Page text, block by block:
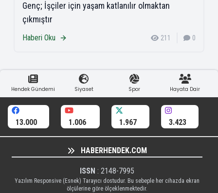
Genç; İşçiler için yaşam katlanılır olmaktan
çıkmıştır
Haberi Oku 211 0
Hendek Gündemi Siyaset Spor Hayata Dair
13.000 1.006 1.967 3.423
HABERHENDEK.COM
ISSN : 2148-7995
Yazılım Responsive (Esnek) Tarayıcı dostudur. Bu sebeple her cihazda ekran
ölçülerine göre ölçeklenmektedir.